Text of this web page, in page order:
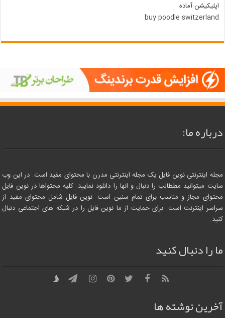
اپلیکیشن آماده
buy poodle switzerland
درباره ما:
مجله اینترنتی نوین فایل یک مجله اینترنتی مدرن با محتوای مفید است. در این وب
سایت میتوانید مططالب را دنبال و انها را دانلود نمایید. کلیه محتواها در نوین فایل
محتوای مجاز و مناسب برای تمام سنین است. نوین فایل شامل محتوای مفید از
سراسر اینترنت است. برای حمایت از ما نوین فایل را در شبکه های اجتماعی دنبال
کنید.
ما را دنبال کنید
آخرین نوشته ها